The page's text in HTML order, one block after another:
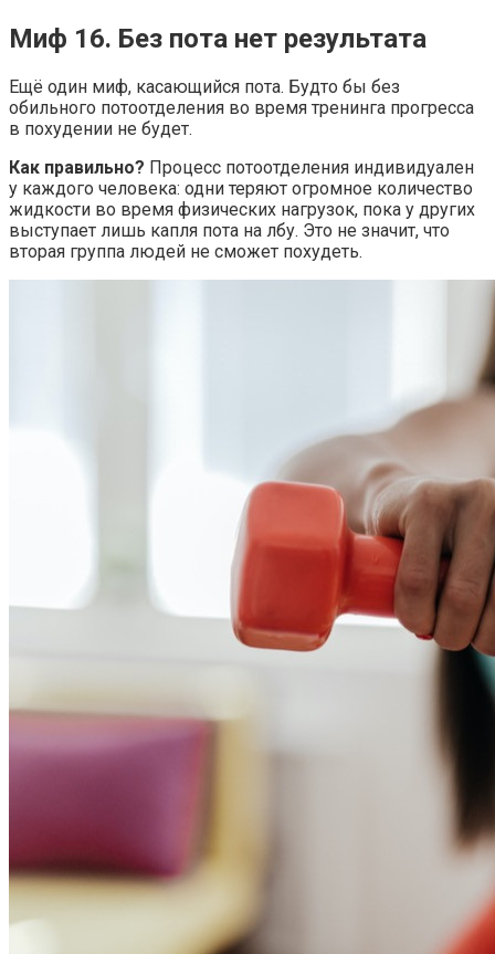
Миф 16. Без пота нет результата
Ещё один миф, касающийся пота. Будто бы без
обильного потоотделения во время тренинга прогресса
в похудении не будет.
Как правильно? Процесс потоотделения индивидуален
у каждого человека: одни теряют огромное количество
жидкости во время физических нагрузок, пока у других
выступает лишь капля пота на лбу. Это не значит, что
вторая группа людей не сможет похудеть.